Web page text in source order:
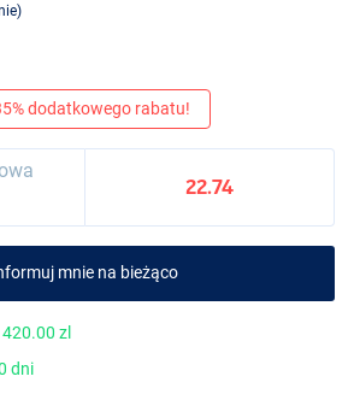
dodatkowego rabatu!
22.74
mnie na bieżąco
420.00 zl
dni